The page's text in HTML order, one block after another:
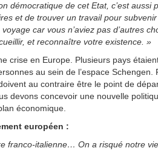
démocratique de cet Etat, c’est aussi
et de trouver un travail pour
car vous n’aviez pas d’autres
et reconnaître votre existence. »
crise en Europe. Plusieurs pays
au sein de l’espace
au contraire être le point de
devons concevoir une nouvelle
économique.
européen :
franco-italienne… On a risqué notre vie